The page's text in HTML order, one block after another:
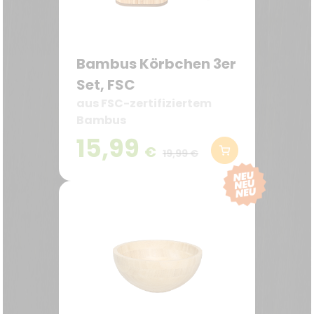
Bambus Körbchen 3er
Set, FSC
15,99 € 19,99 €